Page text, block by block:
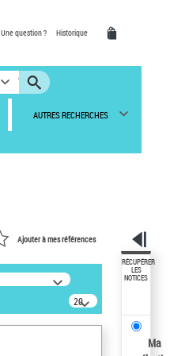
Une question ? Historique
AUTRES RECHERCHES
Ajouter à mes références
20
résultats/page
RÉCUPÉRER
LES
NOTICES
Ma